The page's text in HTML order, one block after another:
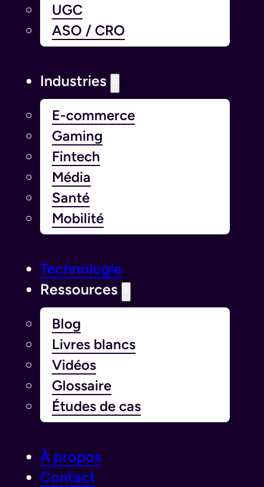
UGC
ASO / CRO
Industries
E-commerce
Gaming
Fintech
Média
Santé
Mobilité
Technologie
Ressources
Blog
Livres blancs
Vidéos
Glossaire
Études de cas
À propos
Contact